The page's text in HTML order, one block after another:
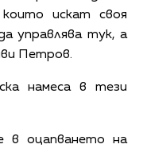
които искат своя
управлява тук, а
Петров.
намеса в тези
в оцапването на